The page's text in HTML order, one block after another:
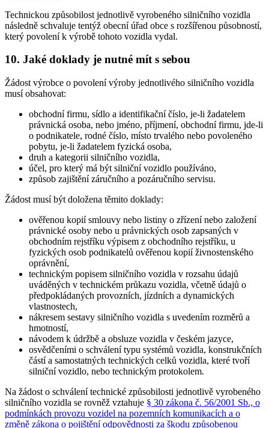
Technickou způsobilost jednotlivě vyrobeného silničního vozidla
následně schvaluje tentýž obecní úřad obce s rozšířenou působností,
který povolení k výrobě tohoto vozidla vydal.
10. Jaké doklady je nutné mít s sebou
Žádost výrobce o povolení výroby jednotlivého silničního vozidla
musí obsahovat:
obchodní firmu, sídlo a identifikační číslo, je-li žadatelem
právnická osoba, nebo jméno, příjmení, obchodní firmu, jde-li
o podnikatele, rodné číslo, místo trvalého nebo povoleného
pobytu, je-li žadatelem fyzická osoba,
druh a kategorii silničního vozidla,
účel, pro který má být silniční vozidlo používáno,
způsob zajištění záručního a pozáručního servisu.
Žádost musí být doložena těmito doklady:
ověřenou kopií smlouvy nebo listiny o zřízení nebo založení
právnické osoby nebo u právnických osob zapsaných v
obchodním rejstříku výpisem z obchodního rejstříku, u
fyzických osob podnikatelů ověřenou kopií živnostenského
oprávnění,
technickým popisem silničního vozidla v rozsahu údajů
uváděných v technickém průkazu vozidla, včetně údajů o
předpokládaných provozních, jízdních a dynamických
vlastnostech,
nákresem sestavy silničního vozidla s uvedením rozměrů a
hmotností,
návodem k údržbě a obsluze vozidla v českém jazyce,
osvědčeními o schválení typu systémů vozidla, konstrukčních
částí a samostatných technických celků vozidla, které tvoří
silniční vozidlo, nebo technickým protokolem.
Na žádost o schválení technické způsobilosti jednotlivě vyrobeného
silničního vozidla se rovněž vztahuje § 30 zákona č. 56/2001 Sb., o
podmínkách provozu vozidel na pozemních komunikacích a o
změně zákona o pojištění odpovědnosti za škodu způsobenou